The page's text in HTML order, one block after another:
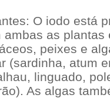
O iodo está
ambas as
peixes e
(sardinha, atum
linguado,
As algas